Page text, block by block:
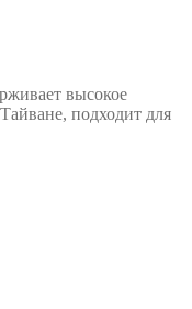
высокое
подходит для